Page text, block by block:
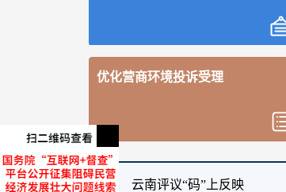
优化营商环境投诉受理
云南评议“码”上反映